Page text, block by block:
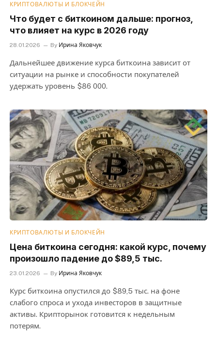
КРИПТОВАЛЮТЫ И БЛОКЧЕЙН
Что будет с биткоином дальше: прогноз,
что влияет на курс в 2026 году
28.01.2026 By Ирина Яковчук
Дальнейшее движение курса биткоина зависит от
ситуации на рынке и способности покупателей
удержать уровень $86 000.
КРИПТОВАЛЮТЫ И БЛОКЧЕЙН
Цена биткоина сегодня: какой курс, почему
произошло падение до $89,5 тыс.
23.01.2026 By Ирина Яковчук
Курс биткоина опустился до $89,5 тыс. на фоне
слабого спроса и ухода инвесторов в защитные
активы. Крипторынок готовится к недельным
потерям.